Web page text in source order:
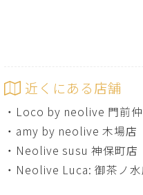
近くにある店舗
・ Loco by neolive 門前
・ amy by neolive 木場店
・ Neolive susu 神保町店
・ Neolive Luca: 御茶ノ水